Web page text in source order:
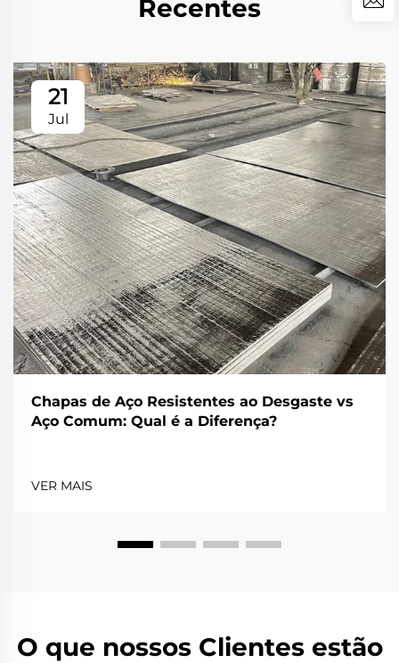
Recentes
21
Jul
Chapas de Aço Resistentes ao Desgaste vs
Aço Comum: Qual é a Diferença?
VER MAIS
O que nossos Clientes estão